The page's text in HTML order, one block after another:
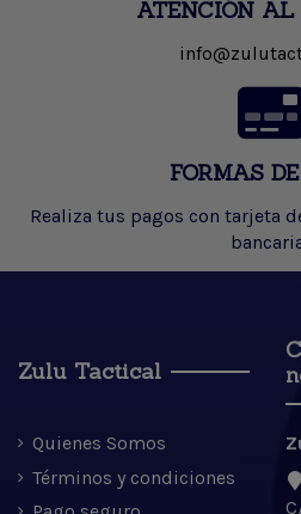
ATENCIÓN AL
FORMAS
Realiza tus pagos con tarjeta
Zulu Tactical
Quienes Somos
Términos y condiciones